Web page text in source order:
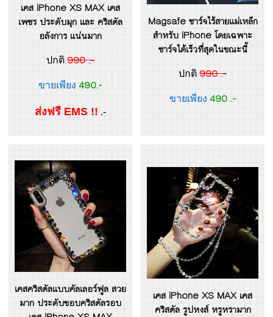
เคส iPhone XS MAX เคส
เพชร ประดับมุก และ คริสตัล
อลังการ แน่นมาก
ปกติ 990 .-
ขายเพียง 490.-
ส่งฟรี EMS !! .-
Magsafe ชาร์จไร้สายแม่เหล็ก
สำหรับ iPhone โดยเฉพาะ
ชาร์จได้เร็วที่สุดในขณะนี้
ปกติ 990 .-
ขายเพียง 490 .-
เคสคริสตัลแบบคัลเลอร์ฟูล สวย
มาก ประดับขอบคริสตัลรอบ
เคส iPhone XS MAX เคส
คริสตัล รูปหงส์ หรูหรามาก